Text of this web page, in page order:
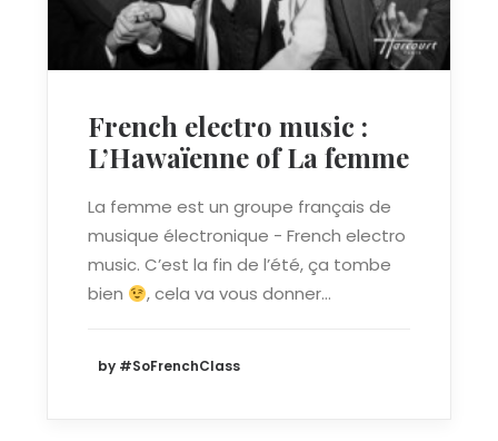
French electro music :
L’Hawaïenne of La femme
La femme est un groupe français de
musique électronique - French electro
music. C’est la fin de l’été, ça tombe
bien
, cela va vous donner…
by #SoFrenchClass